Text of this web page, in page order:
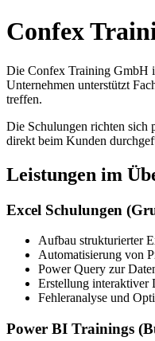
Confex
Die Confex Training GmbH
Unternehmen unterstützt
treffen.
Die Schulungen richten sich
direkt beim Kunden
Leistungen im
Excel Schulungen
Aufbau strukturierter
Automatisierung von
Power Query zur
Erstellung interaktiver
Fehleranalyse und
Power BI Trainings